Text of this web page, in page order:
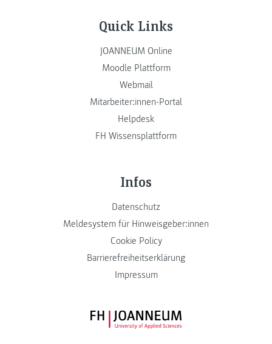
Quick Links
JOANNEUM Online
Moodle Plattform
Webmail
Mitarbeiter:innen-Portal
Helpdesk
FH Wissensplattform
Infos
Datenschutz
Meldesystem für Hinweisgeber:innen
Cookie Policy
Barrierefreiheitserklärung
Impressum
FH JOANNEUM Logo